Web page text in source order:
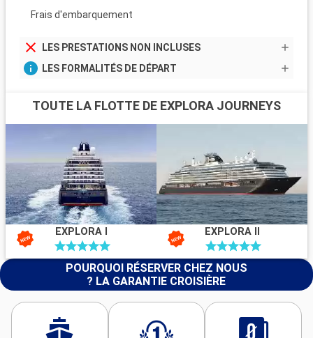
Frais d'embarquement
LES PRESTATIONS NON INCLUSES
LES FORMALITÉS DE DÉPART
TOUTE LA FLOTTE DE EXPLORA JOURNEYS
EXPLORA I EXPLORA II
POURQUOI RÉSERVER CHEZ NOUS
? LA GARANTIE CROISIÈRE